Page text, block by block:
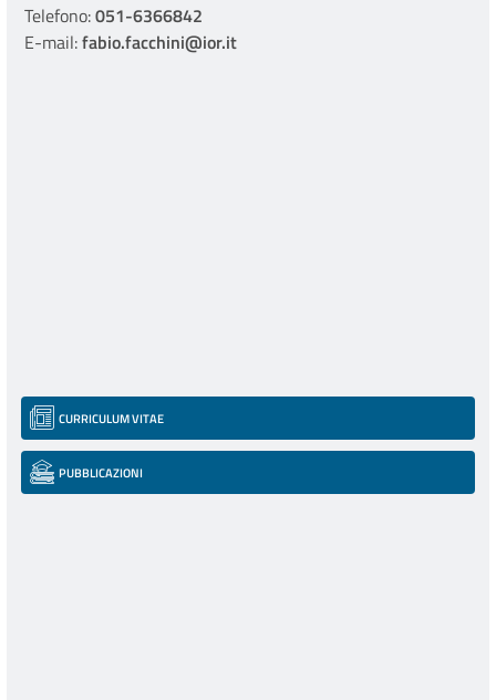
Telefono:051-6366842
E-mail:fabio.facchini@ior.it
CURRICULUM VITAE
PUBBLICAZIONI